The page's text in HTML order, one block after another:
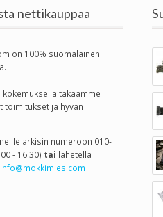
nettikauppaa
on 100% suomalainen
kokemuksella takaamme
toimitukset ja hyvän
arkisin numeroon 010-
- 16.30) tai lähetellä
info@mokkimies.com